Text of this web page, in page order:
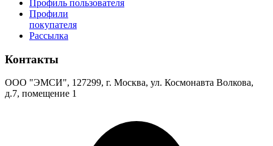
Профиль пользователя
Профили
покупателя
Рассылка
Контакты
ООО "ЭМСИ", 127299, г. Москва, ул. Космонавта Волкова,
д.7, помещение 1